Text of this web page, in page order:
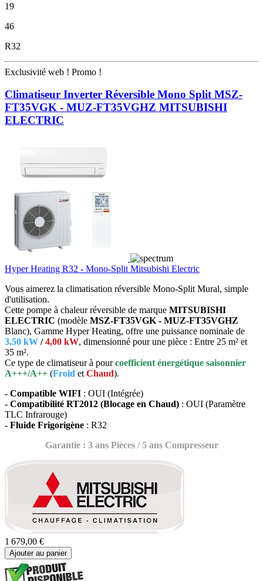
19
46
R32
Exclusivité web ! Promo !
Climatiseur Inverter Réversible Mono Split MSZ-
FT35VGK - MUZ-FT35VGHZ MITSUBISHI
ELECTRIC
Hyper Heating R32 - Mono-Split Mitsubishi Electric
Vous aimerez la climatisation réversible Mono-Split Mural, simple
d'utilisation.
Cette pompe à chaleur réversible de marque MITSUBISHI
ELECTRIC (modèle MSZ-FT35VGK - MUZ-FT35VGHZ
Blanc), Gamme Hyper Heating, offre une puissance nominale de
3,50 kW /4,00 kW, dimensionné pour une pièce : Entre 25 m² et
35 m².
Ce type de climatiseur à pourcoefficient énergétique saisonnier
A+++/A++ (Froid et Chaud).
- Compatible WIFI : OUI (Intégrée)
- Compatibilité RT2012 (Blocage en Chaud) : OUI (Paramètre
TLC Infrarouge)
- Fluide Frigorigène : R32
Garantie : 3 ans Pièces / 5 ans Compresseur
1 679,00 €
Ajouter au panier